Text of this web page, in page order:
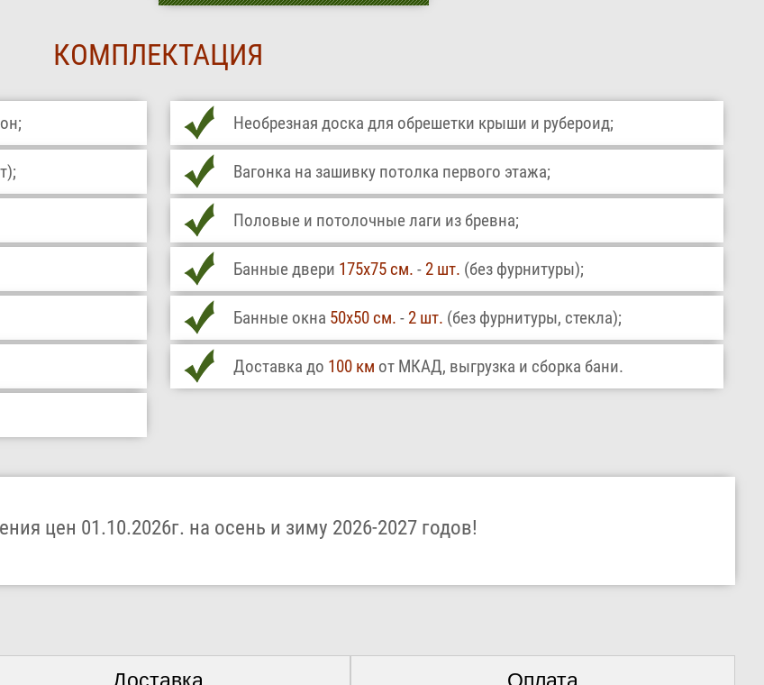
КОМПЛЕКТАЦИЯ
Необрезная доска для обрешетки крыши и рубероид;
Вагонка на зашивку потолка первого этажа;
Половые и потолочные лаги из бревна;
Банные двери 175х75 см. - 2 шт. (без фурнитуры);
Банные окна 50х50 см. - 2 шт. (без фурнитуры, стекла);
Доставка до 100 км от МКАД, выгрузка и сборка бани.
цен 01.10.2026г. на осень и зиму 2026-2027 годов!